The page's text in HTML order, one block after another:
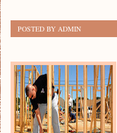
POSTED BY ADMIN